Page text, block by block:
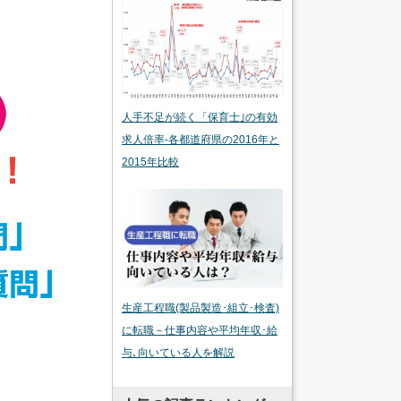
人手不足が続く「保育士｣の有効
求人倍率-各都道府県の2016年と
2015年比較
生産工程職(製品製造･組立･検査)
に転職－仕事内容や平均年収･給
与､向いている人を解説